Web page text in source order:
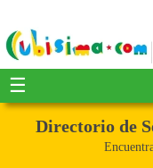
☰
Directorio de